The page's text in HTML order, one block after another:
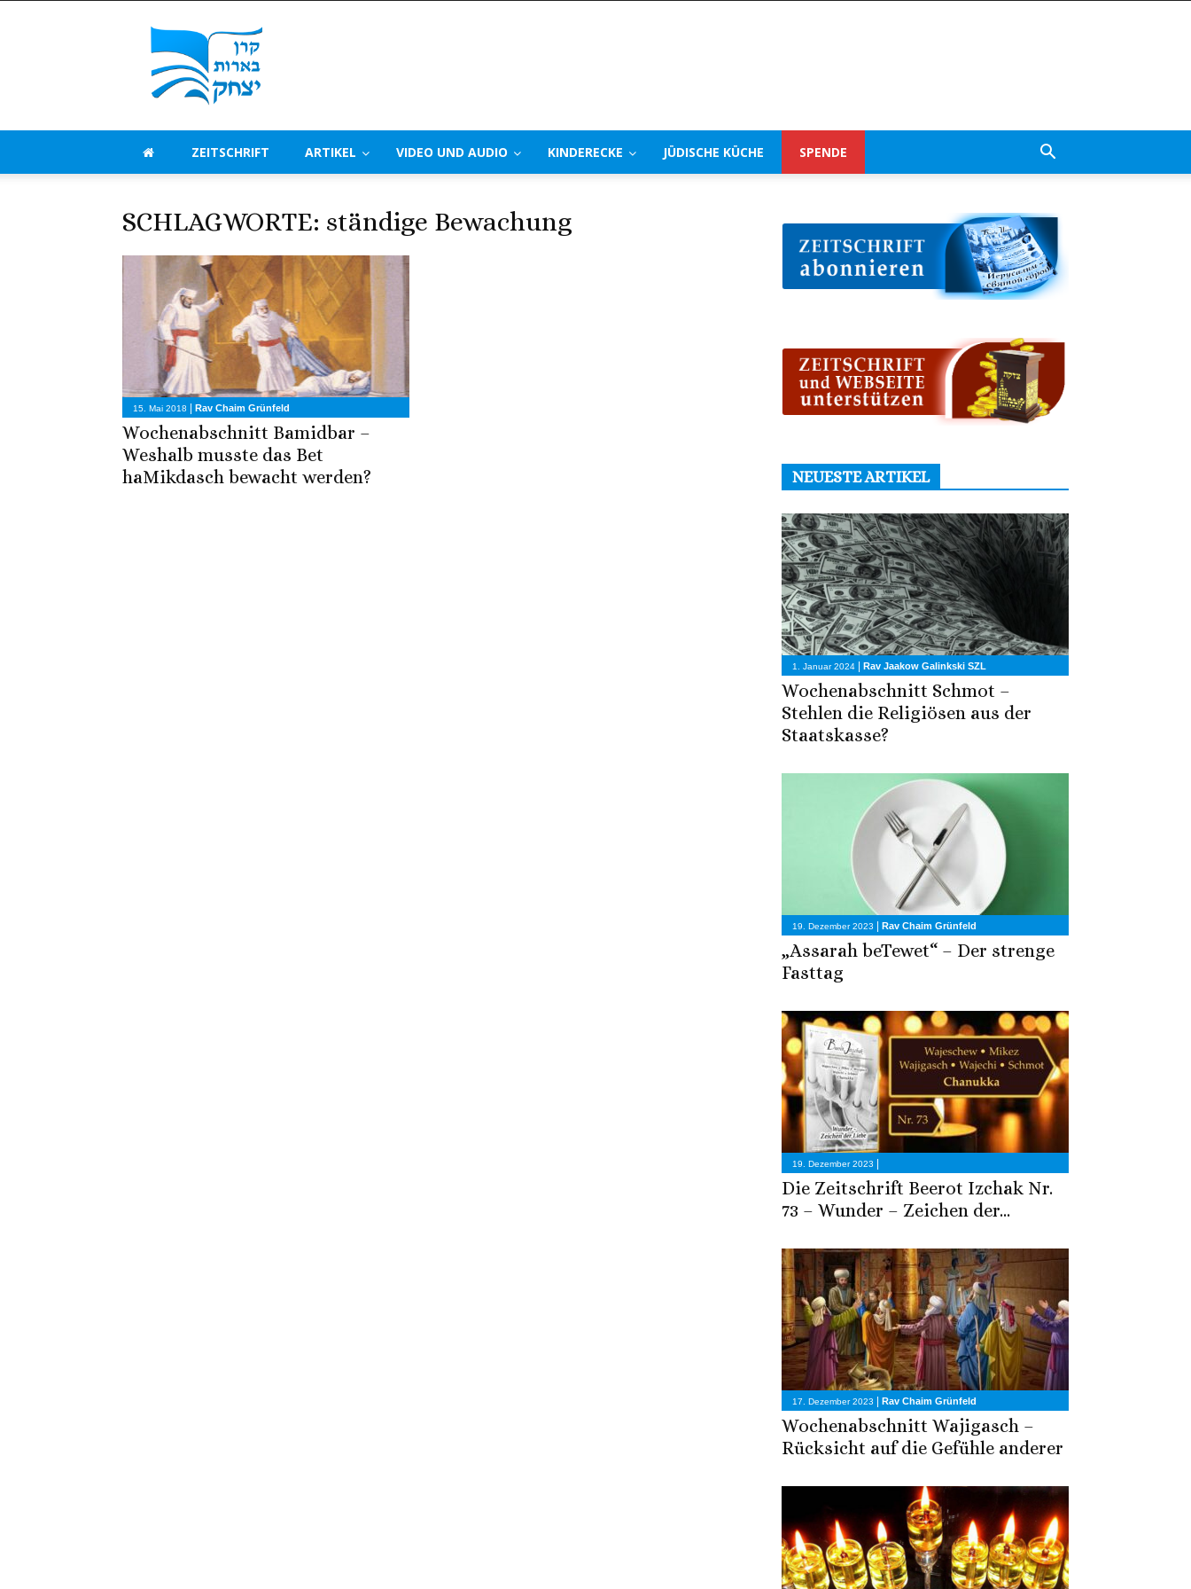
Beerot
Izchak
Deutschland
ZEITSCHRIFT ARTIKEL VIDEO UND AUDIO KINDERECKE JÜDISCHE KÜCHE SPENDE
SCHLAGWORTE: ständige Bewachung
15. Mai 2018 Rav Chaim Grünfeld
Wochenabschnitt Bamidbar –
Weshalb musste das Bet
haMikdasch bewacht werden?
NEUESTE ARTIKEL
1. Januar 2024 | Rav Jaakow Galinkski SZL
Wochenabschnitt Schmot –
Stehlen die Religiösen aus der
Staatskasse?
19. Dezember 2023 | Rav Chaim Grünfeld
„Assarah beTewet“ – Der strenge
Fasttag
19. Dezember 2023 |
Die Zeitschrift Beerot Izchak Nr.
73 – Wunder – Zeichen der...
17. Dezember 2023 | Rav Chaim Grünfeld
Wochenabschnitt Wajigasch –
Rücksicht auf die Gefühle anderer